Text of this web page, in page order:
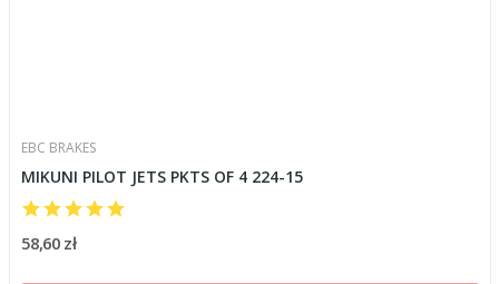
EBC BRAKES
MIKUNI PILOT JETS PKTS OF 4 224-15
58,60 zł